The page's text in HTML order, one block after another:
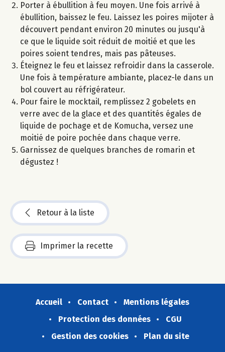
Porter à ébullition à feu moyen. Une fois arrivé à
ébullition, baissez le feu. Laissez les poires mijoter à
découvert pendant environ 20 minutes ou jusqu'à
ce que le liquide soit réduit de moitié et que les
poires soient tendres, mais pas pâteuses.
Éteignez le feu et laissez refroidir dans la casserole.
Une fois à température ambiante, placez-le dans un
bol couvert au réfrigérateur.​
Pour faire le mocktail, remplissez 2 gobelets en
verre avec de la glace et des quantités égales de
liquide de pochage et de Komucha, versez une
moitié de poire pochée dans chaque verre.
Garnissez de quelques branches de romarin et
dégustez !​
Retour à la liste
Imprimer la recette
Accueil Contact
Mentions légales
Protection des données
CGU
Gestion des cookies
Plan du site